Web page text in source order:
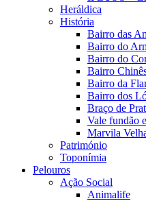
Heráldica
História
Bairro das
Bairro do
Bairro do
Bairro
Bairro da
Bairro dos
Braço de
Vale fundão
Marvila
Património
Toponímia
Pelouros
Ação Social
Animalife